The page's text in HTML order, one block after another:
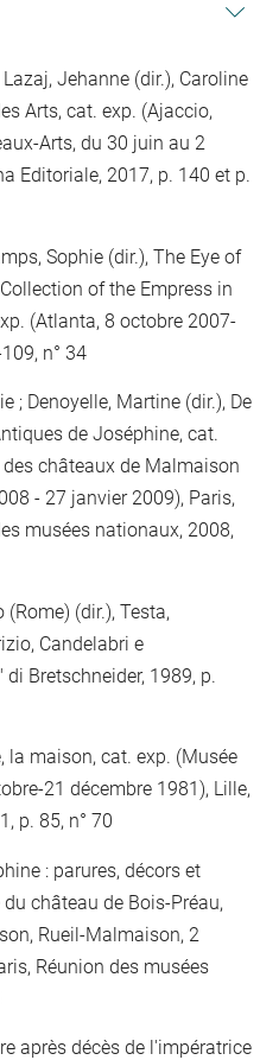
Jehanne (dir.), Caroline
Arts, cat. exp. (Ajaccio,
Arts, du 30 juin au 2
Editoriale, 2017, p. 140 et p.
Sophie (dir.), The Eye of
of the Empress in
(Atlanta, 8 octobre 2007-
n° 34
; Denoyelle, Martine (dir.), De
de Joséphine, cat.
châteaux de Malmaison
- 27 janvier 2009), Paris,
musées nationaux, 2008,
(dir.), Testa,
Candelabri e
di Bretschneider, 1989, p.
la maison, cat. exp. (Musée
21 décembre 1981), Lille,
p. 85, n° 70
: parures, décors et
château de Bois-Préau,
Rueil-Malmaison, 2
Réunion des musées
après décès de l'impératrice